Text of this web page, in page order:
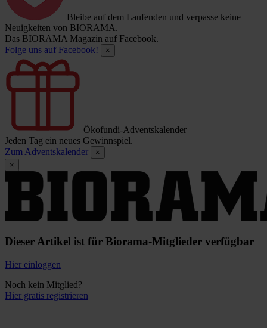
Bleibe auf dem Laufenden und verpasse keine
Neuigkeiten von BIORAMA.
Das BIORAMA Magazin auf Facebook.
Folge uns auf Facebook!
×
Ökofundi-Adventskalender
Jeden Tag ein neues Gewinnspiel.
Zum Adventskalender
×
×
Dieser Artikel ist für Biorama-Mitglieder verfügbar
Hier einloggen
Noch kein Mitglied?
Hier gratis registrieren